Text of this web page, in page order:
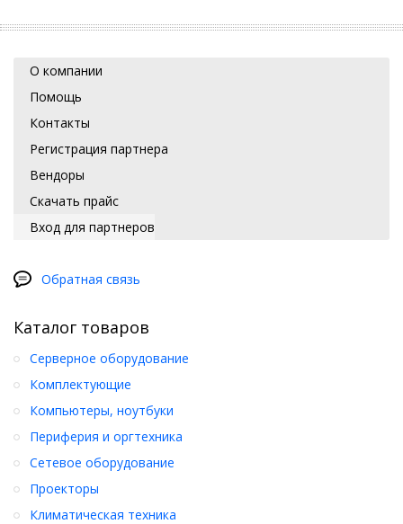
О компании
Помощь
Контакты
Регистрация партнера
Вендоры
Скачать прайс
Вход для партнеров
Обратная связь
Каталог товаров
Серверное оборудование
Комплектующие
Компьютеры, ноутбуки
Периферия и оргтехника
Сетевое оборудование
Проекторы
Климатическая техника